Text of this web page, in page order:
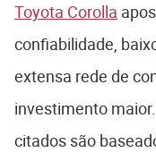
Toyota Corolla
confiabilidade,
extensa rede de
investimento
citados são